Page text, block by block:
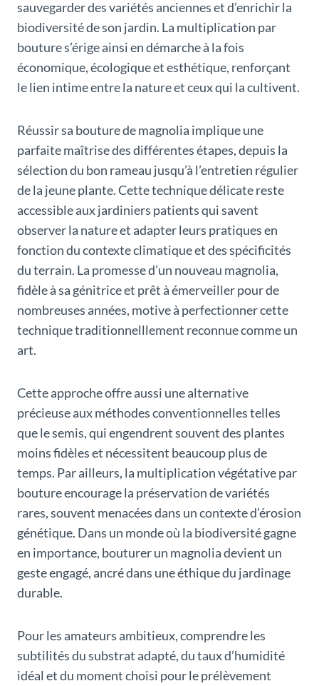
sauvegarder des variétés anciennes et d’enrichir la
biodiversité de son jardin. La multiplication par
bouture s’érige ainsi en démarche à la fois
économique, écologique et esthétique, renforçant
le lien intime entre la nature et ceux qui la cultivent.
Réussir sa bouture de magnolia implique une
parfaite maîtrise des différentes étapes, depuis la
sélection du bon rameau jusqu’à l’entretien régulier
de la jeune plante. Cette technique délicate reste
accessible aux jardiniers patients qui savent
observer la nature et adapter leurs pratiques en
fonction du contexte climatique et des spécificités
du terrain. La promesse d’un nouveau magnolia,
fidèle à sa génitrice et prêt à émerveiller pour de
nombreuses années, motive à perfectionner cette
technique traditionnelllement reconnue comme un
art.
Cette approche offre aussi une alternative
précieuse aux méthodes conventionnelles telles
que le semis, qui engendrent souvent des plantes
moins fidèles et nécessitent beaucoup plus de
temps. Par ailleurs, la multiplication végétative par
bouture encourage la préservation de variétés
rares, souvent menacées dans un contexte d’érosion
génétique. Dans un monde où la biodiversité gagne
en importance, bouturer un magnolia devient un
geste engagé, ancré dans une éthique du jardinage
durable.
Pour les amateurs ambitieux, comprendre les
subtilités du substrat adapté, du taux d’humidité
idéal et du moment choisi pour le prélèvement